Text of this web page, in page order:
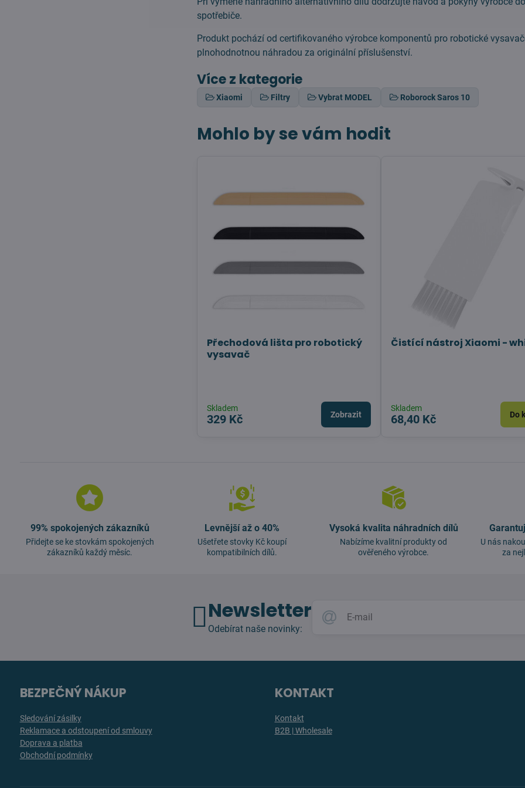
spotřebiče.
Produkt pochází od certifikovaného výrobce komponentů pro robotické
plnohodnotnou náhradou za originální příslušenství.
Více z kategorie
Xiaomi Filtry Vybrat MODEL Roborock Saros 10
Mohlo by se vám hodit
Přechodová lišta pro robotický
vysavač
Skladem
329 Kč Zobrazit
Čistící nástroj Xiaomi -
Skladem
68,40 Kč Do
99% spokojených zákazníků
Přidejte se ke stovkám spokojených
zákazníků každý měsíc.
Levnější až o 40%
Ušetřete stovky Kč koupí
kompatibilních dílů.
Vysoká kvalita náhradních dílů
Nabízíme kvalitní produkty od
ověřeného výrobce.
U nás
za
Newsletter
Odebírat naše novinky:
BEZPEČNÝ NÁKUP
Sledování zásilky
Reklamace a odstoupení od smlouvy
Doprava a platba
Obchodní podmínky
KONTAKT
Kontakt
B2B | Wholesale